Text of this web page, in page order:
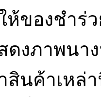
ห้ของชำร่
ดงภาพนา
นค้าเหล่